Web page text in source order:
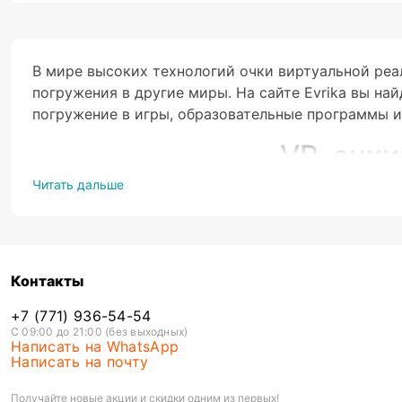
В мире высоких технологий очки виртуальной
погружения в другие миры. На сайте Evrika вы
погружение в игры, образовательные программы
VR-
Еще совсем недавно VR-очки были представлены
В наличии имеются очки виртуальной
разработчиков. С их помощью можно виртуально
пройти максимально наглядный учебный курс по
на другой конец света. Купить VR очки сегодня
Читать дальше
Контакты
+7 (771) 936-54-54
С 09:00 до 21:00 (без выходных)
Написать на WhatsApp
Написать на почту
Получайте новые акции и скидки одним из первых!